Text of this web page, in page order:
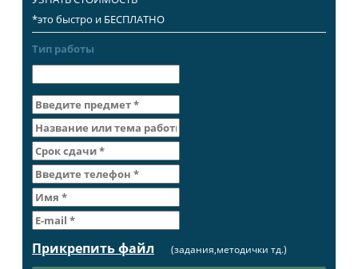
*это быстро и БЕСПЛАТНО
Тип работы
Прикрепить файл (задания,методички тд.)